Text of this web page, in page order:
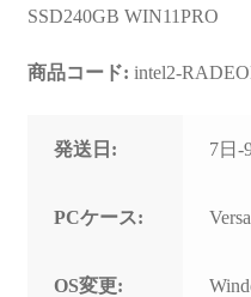
SSD240GB WIN11PRO
商品コード: intel2-
発送日: 7日-
PCケース:
OS変更: